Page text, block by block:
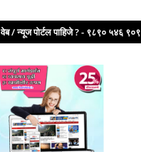
वेब / न्यूज पोर्टल पाहिजे ? - ९८९० ५४६ ९०९